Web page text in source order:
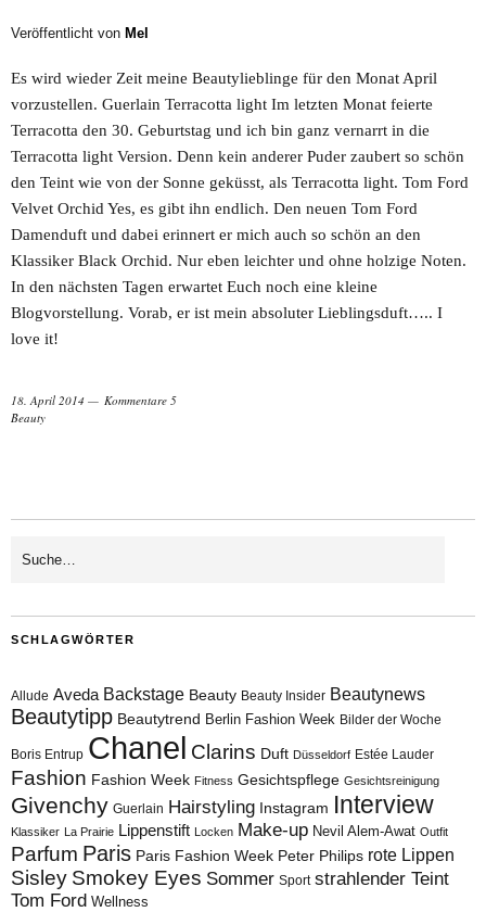
Veröffentlicht von Mel
Es wird wieder Zeit meine Beautylieblinge für den Monat April
vorzustellen. Guerlain Terracotta light Im letzten Monat feierte
Terracotta den 30. Geburtstag und ich bin ganz vernarrt in die
Terracotta light Version. Denn kein anderer Puder zaubert so schön
den Teint wie von der Sonne geküsst, als Terracotta light. Tom Ford
Velvet Orchid Yes, es gibt ihn endlich. Den neuen Tom Ford
Damenduft und dabei erinnert er mich auch so schön an den
Klassiker Black Orchid. Nur eben leichter und ohne holzige Noten.
In den nächsten Tagen erwartet Euch noch eine kleine
Blogvorstellung. Vorab, er ist mein absoluter Lieblingsduft….. I
love it!
18. April 2014
Kommentare 5
Beauty
SCHLAGWÖRTER
Allude Aveda Backstage Beauty Beauty Insider Beautynews
Beautytipp Beautytrend Berlin Fashion Week Bilder der Woche
Boris Entrup Chanel Clarins Duft Düsseldorf Estée Lauder
Fashion Fashion Week Fitness Gesichtspflege Gesichtsreinigung
Givenchy Guerlain Hairstyling Instagram Interview
Klassiker La Prairie Lippenstift Locken Make-up Nevil Alem-Awat Outfit
Parfum Paris Paris Fashion Week Peter Philips rote Lippen
Sisley Smokey Eyes Sommer Sport strahlender Teint
Tom Ford Wellness